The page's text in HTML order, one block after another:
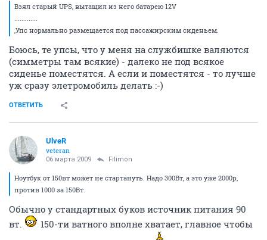
Взял старый UPS, вытащил из него батарею 12V
.............
,Упс нормально размещается под пассажирским сиденьем.
Боюсь, те упсы, что у меня на службишке валяются
(симметры там всякие) - далеко не под всякое
сиденье поместятся. А если и поместятся - то лучше
уж сразу элетромобиль делать :-)
ОТВЕТИТЬ
UlveR
veteran
06 марта 2009 Filimon
Ноутбук от 150вт может не стартануть. Надо 300Вт, а это уже 2000р,
против 1000 за 150Вт.
Обычно у стандартных буков источник питания 90
вт.
150-ти ватного вполне хватает, главное чтобы